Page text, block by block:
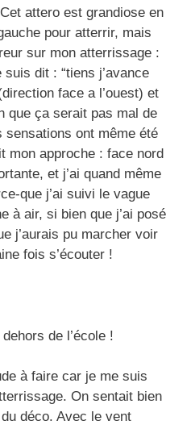
attero est grandiose en
pour atterrir, mais
sur mon atterrissage :
dit : “tiens j’avance
face a l’ouest) et
que ça serait pas mal de
ont même été
mon approche : face nord
et j’ai quand même
que j’ai suivi le vague
à air, si bien que j’ai posé
j’aurais pu marcher voir
fois s’écouter !
de l’école !
à faire car je me suis
On sentait bien
déco. Avec le vent